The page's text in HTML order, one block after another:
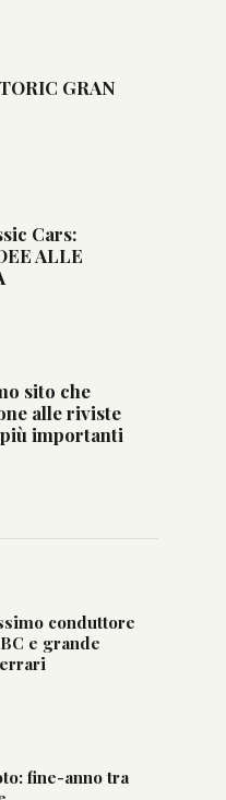
GRAN
Cars:
ALLE
sito che
alle riviste
importanti
conduttore
e grande
fine-anno tra